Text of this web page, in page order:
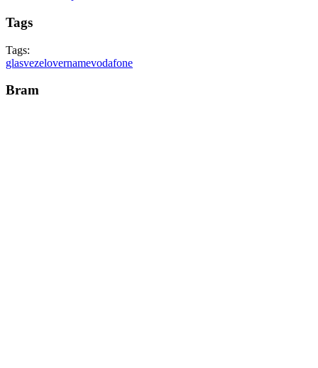
Tags
Tags:
glasvezelovernamevodafone
Bram